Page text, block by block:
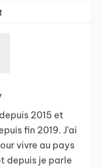
2015 et
fin 2019. J'ai
vivre au pays
depuis je parle